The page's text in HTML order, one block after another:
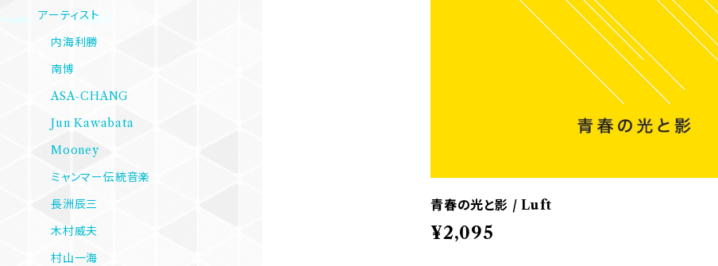
青春の光と影 / Luft
¥2,095
アーティスト
内海利勝
南博
ASA-CHANG
Jun Kawabata
Mooney
ミャンマー伝統音楽
長洲辰三
木村威夫
村山一海